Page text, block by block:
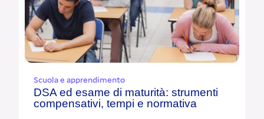
Scuola e apprendimento
DSA ed esame di maturità: strumenti
compensativi, tempi e normativa